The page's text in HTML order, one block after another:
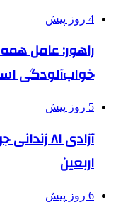
4 روز پیش
راهور: عامل
خواب‌آلودگی
5 روز پیش
آزادی ۸۱
اربعین
6 روز پیش